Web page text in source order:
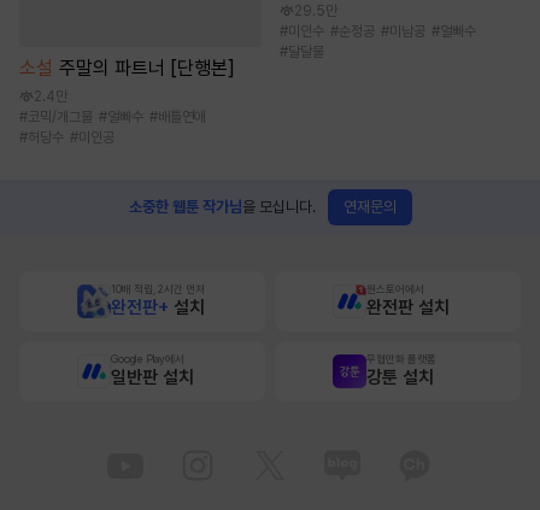
소설 주말의 파트너 [단행본]
2.4만
#코믹/개그물 #얼빠수 #배틀연애
#허당수 #미인공
29.5만
#미인수 #순정공 #미남공 #얼빠수
#달달물
소중한 웹툰 작가님을 모십니다. 연재문의
10배 적립, 2시간 먼저
완전판+ 설치
원스토어에서
완전판 설치
Google Play에서
일반판 설치
무협만화 플랫폼
강툰 설치